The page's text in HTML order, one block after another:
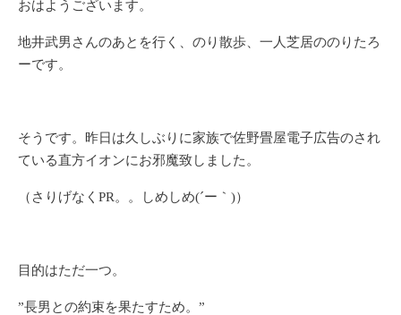
おはようございます。
地井武男さんのあとを行く、のり散歩、一人芝居ののりたろ
ーです。
そうです。昨日は久しぶりに家族で佐野畳屋電子広告のされ
ている直方イオンにお邪魔致しました。
（さりげなくPR。。しめしめ(´ー｀)）
目的はただ一つ。
”長男との約束を果たすため。”